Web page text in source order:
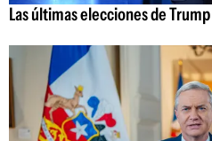
Las últimas elecciones de Trump